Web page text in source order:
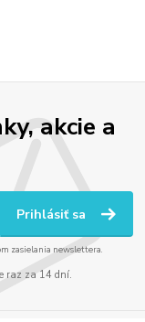
akcie a
Prihlásiť sa
zasielania newslettera.
raz za 14 dní.